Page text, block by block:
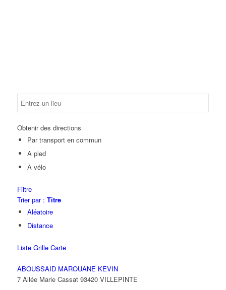
Obtenir des directions
Par transport en commun
A pied
À vélo
Filtre
Trier par : Titre
Aléatoire
Distance
Liste Grille Carte
ABOUSSAID MAROUANE KEVIN
7 Allée Marie Cassat 93420 VILLEPINTE